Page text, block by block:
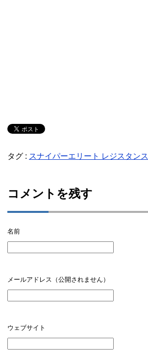
タグ : スナイパーエリート レジスタンス
コメントを残す
名前
メールアドレス（公開されません）
ウェブサイト